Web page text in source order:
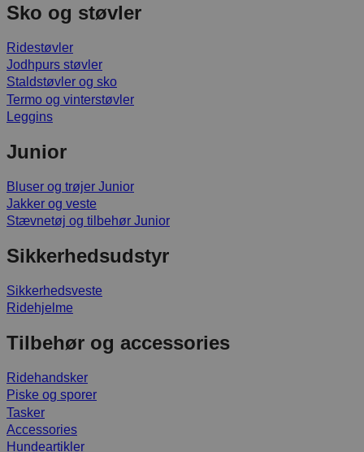
Sko og støvler
Ridestøvler
Jodhpurs støvler
Staldstøvler og sko
Termo og vinterstøvler
Leggins
Junior
Bluser og trøjer Junior
Jakker og veste
Stævnetøj og tilbehør Junior
Sikkerhedsudstyr
Sikkerhedsveste
Ridehjelme
Tilbehør og accessories
Ridehandsker
Piske og sporer
Tasker
Accessories
Hundeartikler